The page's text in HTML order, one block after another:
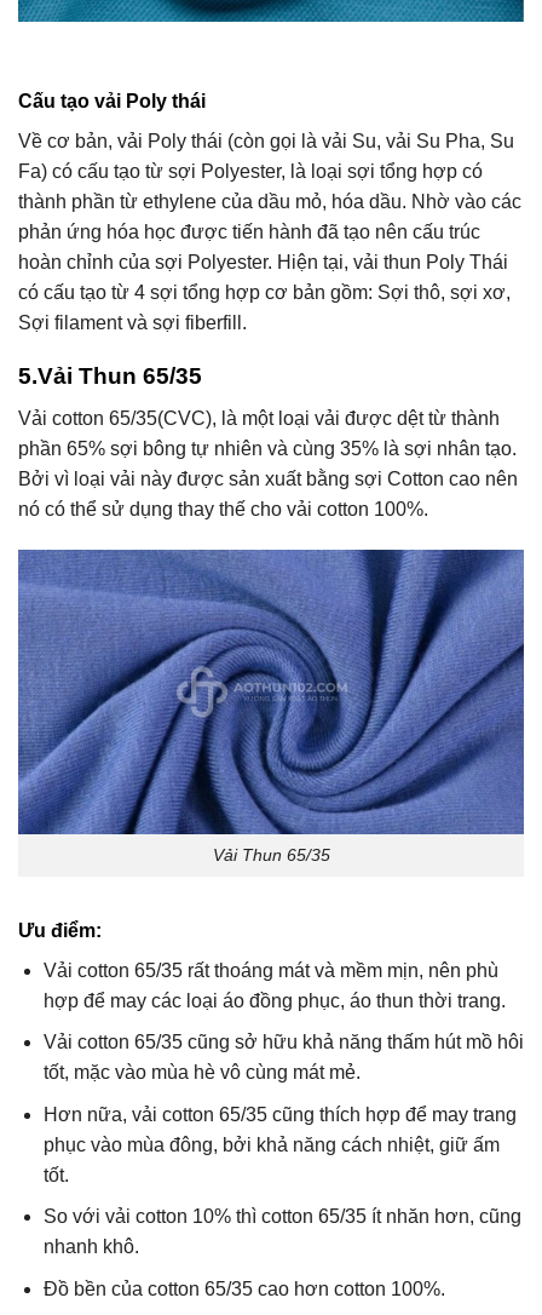
Cấu tạo vải Poly thái
Về cơ bản, vải Poly thái (còn gọi là vải Su, vải Su Pha, Su
Fa) có cấu tạo từ sợi Polyester, là loại sợi tổng hợp có
thành phần từ ethylene của dầu mỏ, hóa dầu. Nhờ vào các
phản ứng hóa học được tiến hành đã tạo nên cấu trúc
hoàn chỉnh của sợi Polyester. Hiện tại, vải thun Poly Thái
có cấu tạo từ 4 sợi tổng hợp cơ bản gồm: Sợi thô, sợi xơ,
Sợi filament và sợi fiberfill.
5.Vải Thun 65/35
Vải cotton 65/35(CVC), là một loại vải được dệt từ thành
phần 65% sợi bông tự nhiên và cùng 35% là sợi nhân tạo.
Bởi vì loại vải này được sản xuất bằng sợi Cotton cao nên
nó có thể sử dụng thay thế cho vải cotton 100%.
Vải Thun 65/35
Ưu điểm:
Vải cotton 65/35 rất thoáng mát và mềm mịn, nên phù
hợp để may các loại áo đồng phục, áo thun thời trang.
Vải cotton 65/35 cũng sở hữu khả năng thấm hút mồ hôi
tốt, mặc vào mùa hè vô cùng mát mẻ.
Hơn nữa, vải cotton 65/35 cũng thích hợp để may trang
phục vào mùa đông, bởi khả năng cách nhiệt, giữ ấm
tốt.
So với vải cotton 10% thì cotton 65/35 ít nhăn hơn, cũng
nhanh khô.
Đồ bền của cotton 65/35 cao hơn cotton 100%.